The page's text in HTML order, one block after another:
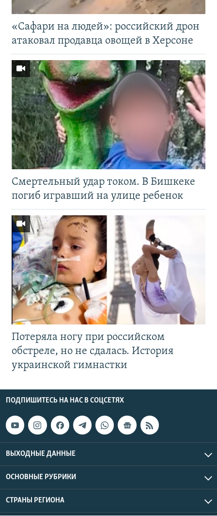
«Cафари на людей»: российский дрон
атаковал продавца овощей в Херсоне
Смертельный удар током. В Бишкеке
погиб игравший на улице ребенок
Потеряла ногу при российском
обстреле, но не сдалась. История
украинской гимнастки
ПОДПИШИТЕСЬ НА НАС В СОЦСЕТЯХ
ВЫХОДНЫЕ ДАННЫЕ
ОСНОВНЫЕ РУБРИКИ
СТРАНЫ РЕГИОНА